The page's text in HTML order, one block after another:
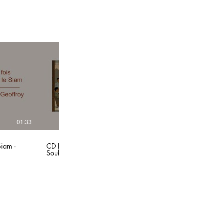
01:33
- CD L'Indochine la perle de l'Empire - Éditions
Soukha